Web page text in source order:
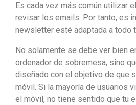
Es cada vez más común utilizar
revisar los emails. Por tanto, es
newsletter esté adaptada a todo
No solamente se debe ver bien
ordenador de sobremesa, sino
diseñado con el objetivo de que
móvil. Si la mayoría de usuarios
el móvil, no tiene sentido que tu